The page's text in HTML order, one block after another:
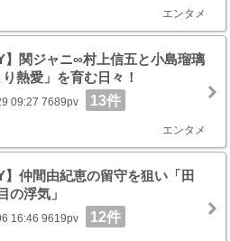
エンタメ
】関ジャニ∞村上信五と小島瑠璃
熱愛」を育む日々！
09:27 7689pv 13件
エンタメ
】仲間由紀恵の留守を狙い「田
の浮気」
16:46 9619pv 12件